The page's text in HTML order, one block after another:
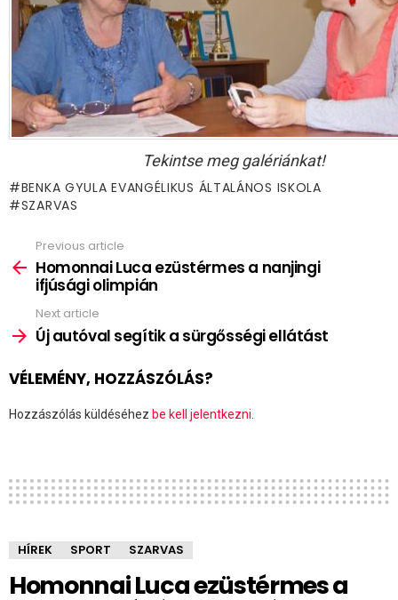
Tekintse meg galériánkat!
BENKA GYULA EVANGÉLIKUS ÁLTALÁNOS ISKOLA
SZARVAS
more
Previous article
Homonnai Luca ezüstérmes a nanjingi
ifjúsági olimpián
Next article
Új autóval segítik a sürgősségi ellátást
VÉLEMÉNY, HOZZÁSZÓLÁS?
Hozzászólás küldéséhez be kell jelentkezni
HÍREK SPORT SZARVAS
Homonnai Luca ezüstérmes a